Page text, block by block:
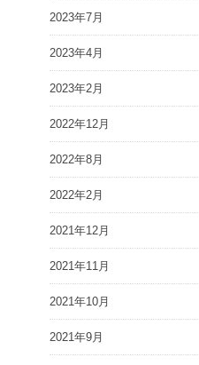
2023年7月
2023年4月
2023年2月
2022年12月
2022年8月
2022年2月
2021年12月
2021年11月
2021年10月
2021年9月